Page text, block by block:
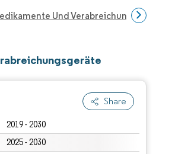
Und Verabreichungsgeräte
Share
2019 - 2030
2025 - 2030